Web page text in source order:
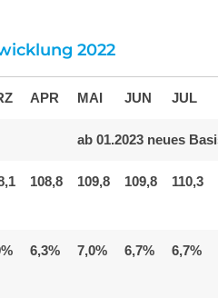
2022
APR MAI JUN JUL
ab 01.2023 neues
108,8 109,8 109,8 110,3
6,3% 7,0% 6,7% 6,7%